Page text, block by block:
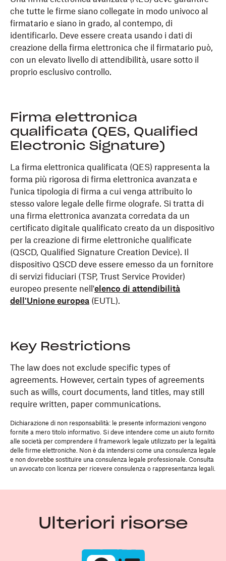
che tutte le firme siano collegate in modo univoco al
firmatario e siano in grado, al contempo, di
identificarlo. Deve essere creata usando i dati di
creazione della firma elettronica che il firmatario può,
con un elevato livello di attendibilità, usare sotto il
proprio esclusivo controllo.
Firma elettronica
qualificata (QES, Qualified
Electronic Signature)
La firma elettronica qualificata (QES) rappresenta la
forma più rigorosa di firma elettronica avanzata e
l'unica tipologia di firma a cui venga attribuito lo
stesso valore legale delle firme olografe. Si tratta di
una firma elettronica avanzata corredata da un
certificato digitale qualificato creato da un dispositivo
per la creazione di firme elettroniche qualificate
(QSCD, Qualified Signature Creation Device). Il
dispositivo QSCD deve essere emesso da un fornitore
di servizi fiduciari (TSP, Trust Service Provider)
europeo presente nell'elenco di attendibilità
dell'Unione europea (EUTL).
Key Restrictions
The law does not exclude specific types of
agreements. However, certain types of agreements
such as wills, court documents, land titles, may still
require written, paper communications.
Dichiarazione di non responsabilità: le presente informazioni vengono
fornite a mero titolo informativo. Si deve intendere come un aiuto fornito
alle società per comprendere il framework legale utilizzato per la legalità
delle firme elettroniche. Non è da intendersi come una consulenza legale
e non dovrebbe sostituire una consulenza legale professionale. Consulta
un avvocato con licenza per ricevere consulenza o rappresentanza legali.
Ulteriori risorse